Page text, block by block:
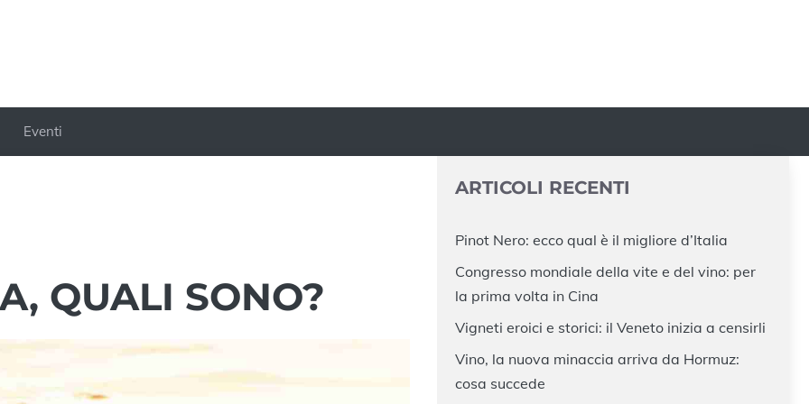
Eventi
QUALI SONO?
ARTICOLI RECENTI
Pinot Nero: ecco qual è il migliore d’Italia
Congresso mondiale della vite e del vino: per
la prima volta in Cina
Vigneti eroici e storici: il Veneto inizia a censirli
Vino, la nuova minaccia arriva da Hormuz:
cosa succede